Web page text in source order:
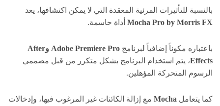
بالنسبة للتأثيرات المرئية المعقدة التي لا يمكن اكتشافها، يعد
Mocha Pro by Morris FX أداة حاسمة.
باعتباره مكوناً إضافياً لبرنامج
Adobe Premiere Pro وAfter
Effects، يتم استخدام البرنامج بشكل متكرر من قبل مصممي
الرسوم المتحركة المؤهلين.
كما يتعامل Mocha مع إزالة الكائنات غير المرغوب فيها، وإدخالات